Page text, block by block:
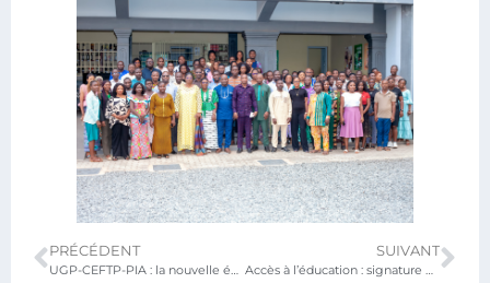
PRÉCÉDENT
UGP-CEFTP-PIA : la nouvelle équipe de coordination prend fonction sous l’autorité du Ministre de l’éducation nationale
SUIVANT
Accès à l’éducation : signature d’un contrat de don pour la construction d’équipements scolaires à Davié Tekpo 1.